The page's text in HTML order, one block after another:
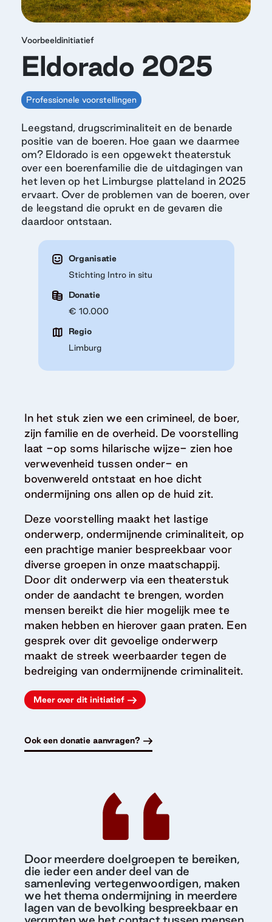
Voorbeeldinitiatief
Eldorado 2025
Professionele voorstellingen
Leegstand, drugscriminaliteit en de benarde
positie van de boeren. Hoe gaan we daarmee
om? Eldorado is een opgewekt theaterstuk
over een boerenfamilie die de uitdagingen van
het leven op het Limburgse platteland in 2025
ervaart. Over de problemen van de boeren, over
de leegstand die oprukt en de gevaren die
daardoor ontstaan.
Organisatie
Stichting Intro in situ
Donatie
€ 10.000
Regio
Limburg
In het stuk zien we een crimineel, de boer,
zijn familie en de overheid. De voorstelling
laat -op soms hilarische wijze- zien hoe
verwevenheid tussen onder- en
bovenwereld ontstaat en hoe dicht
ondermijning ons allen op de huid zit.
Deze voorstelling maakt het lastige
onderwerp, ondermijnende criminaliteit, op
een prachtige manier bespreekbaar voor
diverse groepen in onze maatschappij.
Door dit onderwerp via een theaterstuk
onder de aandacht te brengen, worden
mensen bereikt die hier mogelijk mee te
maken hebben en hierover gaan praten. Een
gesprek over dit gevoelige onderwerp
maakt de streek weerbaarder tegen de
bedreiging van ondermijnende criminaliteit.
Meer over dit initiatief
Ook een donatie aanvragen?
Door meerdere doelgroepen te bereiken,
die ieder een ander deel van de
samenleving vertegenwoordigen, maken
we het thema ondermijning in meerdere
lagen van de bevolking bespreekbaar en